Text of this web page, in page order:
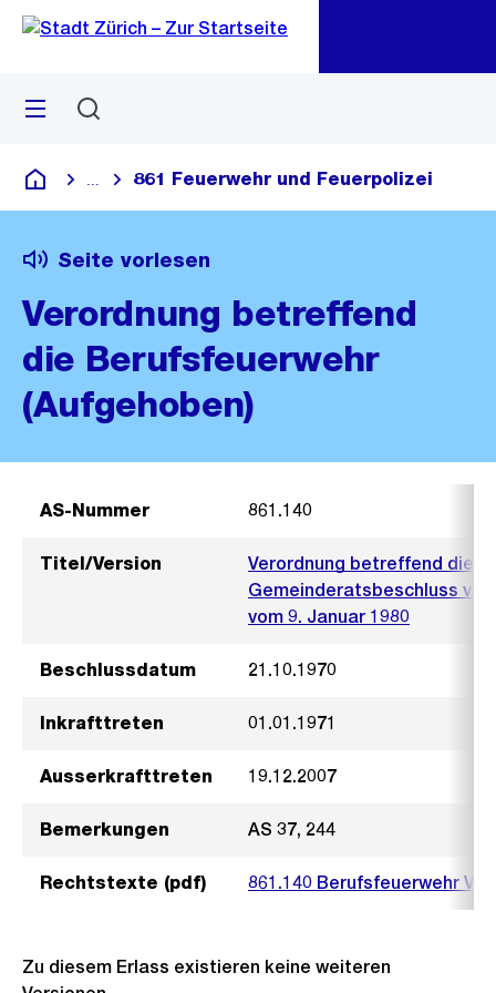
Navigation
Sprunglink
Menü
Deutsch
Blende alle Breadcrumbs ein
861 Feuerwehr und Feuerpolizei
Seite vorlesen
Verordnung betreffend
die Berufsfeuerwehr
(Aufgehoben)
AS-Nummer 861.140
Titel/Version
Verordnung betreffend die
Gemeinderatsbeschluss
vom 9. Januar 1980
Beschlussdatum 21.10.1970
Inkrafttreten 01.01.1971
Ausserkrafttreten 19.12.2007
Bemerkungen AS 37, 244
Rechtstexte (pdf) 861.140 Berufsfeuerwehr
Zu diesem Erlass existieren keine weiteren